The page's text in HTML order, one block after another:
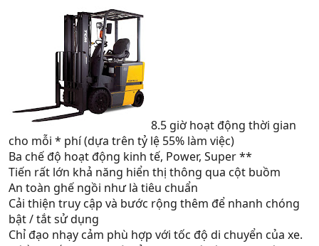
8.5 giờ hoạt động thời gian
cho mỗi * phí (dựa trên tỷ lệ 55% làm việc)
Ba chế độ hoạt động kinh tế, Power, Super **
Tiến rất lớn khả năng hiển thị thông qua cột buồm
An toàn ghế ngồi như là tiêu chuẩn
Cải thiện truy cập và bước rộng thêm để nhanh chóng
bật / tắt sử dụng
Chỉ đạo nhạy cảm phù hợp với tốc độ di chuyển của xe.